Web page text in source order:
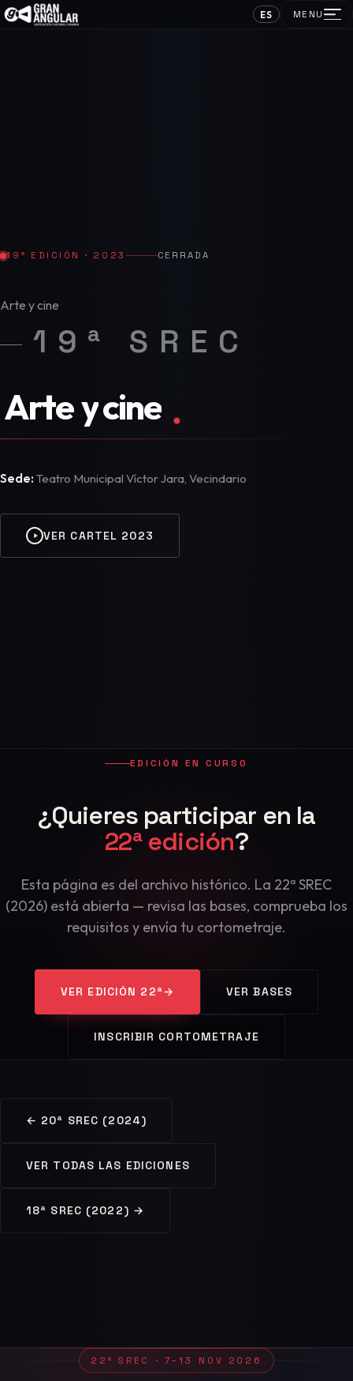
ES MENU
19ª EDICIÓN · 2023 CERRADA
Arte y cine
19ª SREC
Arteycine .
Sede: Teatro Municipal Víctor Jara, Vecindario
VER CARTEL 2023
EDICIÓN EN CURSO
¿Quieres participar en la
22ª edición?
Esta página es del archivo histórico. La 22ª SREC
(2026) está abierta — revisa las bases, comprueba los
requisitos y envía tu cortometraje.
VER EDICIÓN 22ª→ VER BASES
INSCRIBIR CORTOMETRAJE
← 20ª SREC (2024)
VER TODAS LAS EDICIONES
18ª SREC (2022) →
22ª SREC · 7–13 NOV 2026